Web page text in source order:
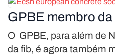
GPBE membro da
O GPBE, para além de
da fib, é agora também